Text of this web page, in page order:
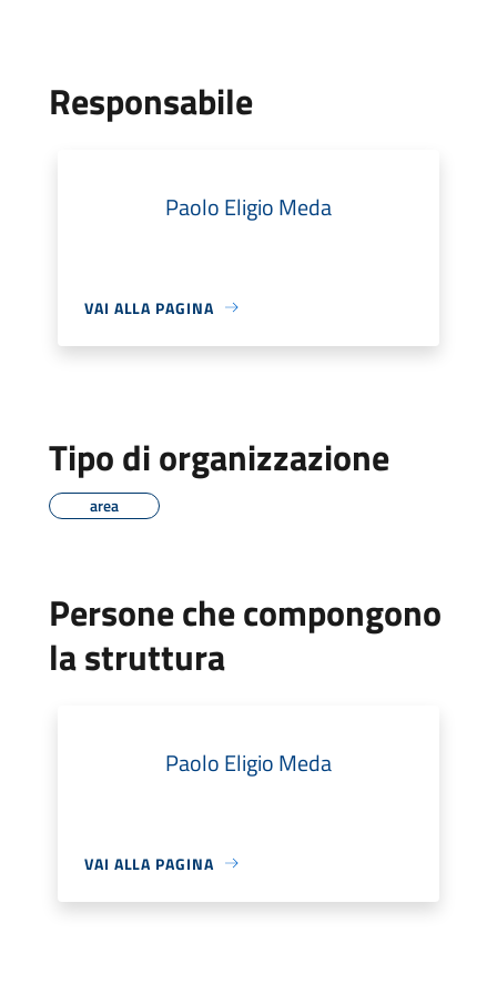
Responsabile
Paolo Eligio Meda
VAI ALLA PAGINA
Tipo di organizzazione
area
Persone che compongono
la struttura
Paolo Eligio Meda
VAI ALLA PAGINA